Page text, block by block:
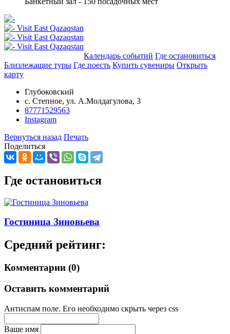
Календарь событий Где остановиться
Близлежащие туры Где поесть Купить сувениры Открыть
карту
Глубоковский
с. Степное, ул. А.Молдагулова, 3
87771529563
Instagram
Вернуться назад Печать
Поделиться
Где остановиться
Гостиница Зиновьева
Средний рейтинг:
Комментарии (0)
Оставить комментарий
Антиспам поле. Его необходимо скрыть через css
Ваше имя